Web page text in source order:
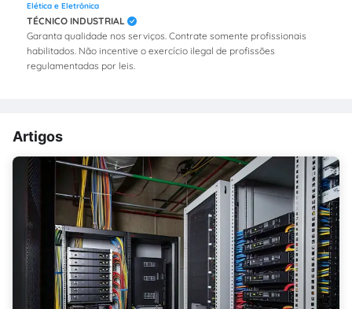
Elética e Eletrônica
TÉCNICO INDUSTRIAL
Garanta qualidade nos serviços. Contrate somente profissionais
habilitados. Não incentive o exercício ilegal de profissões
regulamentadas por leis.
Artigos